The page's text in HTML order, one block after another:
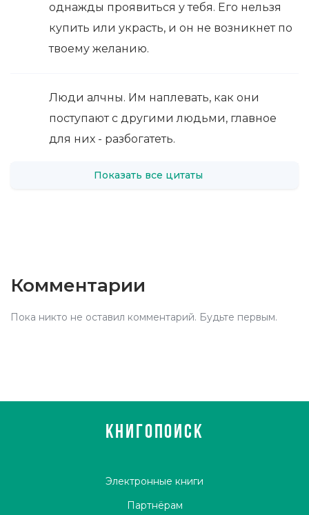
однажды проявиться у тебя. Его нельзя
купить или украсть, и он не возникнет по
твоему желанию.
Люди алчны. Им наплевать, как они
поступают с другими людьми, главное
для них - разбогатеть.
Показать все цитаты
Комментарии
Пока никто не оставил комментарий. Будьте первым.
КНИГОПОИСК
Электронные книги
Партнёрам